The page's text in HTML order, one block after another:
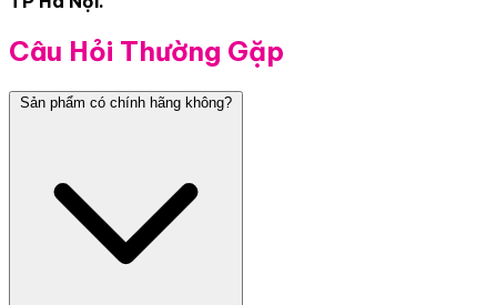
Câu Hỏi Thường Gặp
Sản phẩm có chính hãng không?